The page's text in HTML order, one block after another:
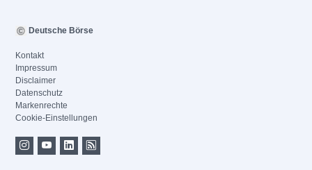
Deutsche Börse
Kontakt
Impressum
Disclaimer
Datenschutz
Markenrechte
Cookie-Einstellungen